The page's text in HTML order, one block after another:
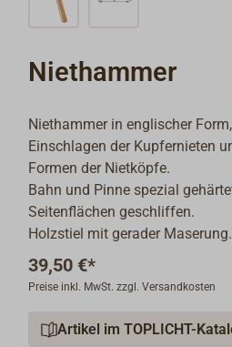
Niethammer
Niethammer in englischer
Einschlagen der Kupfernieten
Formen der Nietköpfe.
Bahn und Pinne spezial
Seitenflächen geschliffen.
Holzstiel mit gerader Maserung.
39,50 €*
Preise inkl. MwSt. zzgl. Versandkosten
Artikel im TOPLICHT-